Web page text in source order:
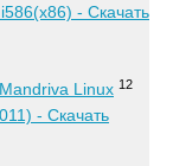
- Скачать
Linux 12
- Скачать